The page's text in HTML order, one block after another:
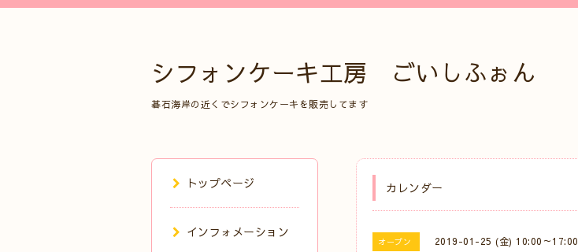
シフォンケーキ工房 ごいしふぉん
碁石海岸の近くでシフォンケーキを販売してます
カレンダー
オープン 2019-01-25 (金) 10:00～17:00
トップページ
インフォメーション